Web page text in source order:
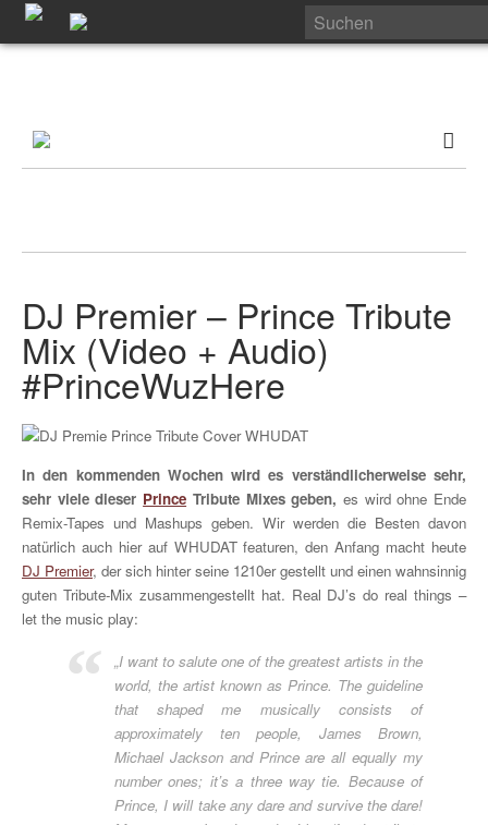
DJ Premier – Prince Tribute
Mix (Video + Audio)
#PrinceWuzHere
In den kommenden Wochen wird es verständlicherweise sehr,
sehr viele dieser Prince Tribute Mixes geben, es wird ohne Ende
Remix-Tapes und Mashups geben. Wir werden die Besten davon
natürlich auch hier auf WHUDAT featuren, den Anfang macht heute
DJ Premier, der sich hinter seine 1210er gestellt und einen wahnsinnig
guten Tribute-Mix zusammengestellt hat. Real DJ’s do real things –
let the music play:
„I want to salute one of the greatest artists in the
world, the artist known as Prince. The guideline
that shaped me musically consists of
approximately ten people, James Brown,
Michael Jackson and Prince are all equally my
number ones; it’s a three way tie. Because of
Prince, I will take any dare and survive the dare!